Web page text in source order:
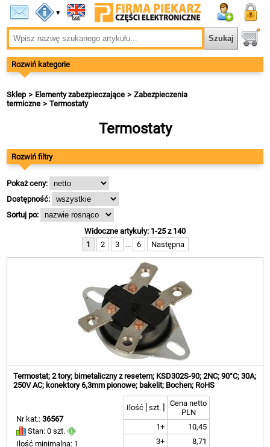
▾
Rozwiń kategorie
Sklep Elementy zabezpieczające
Zabezpieczenia
termiczne
Termostaty
Termostaty
Rozwiń filtry
Pokaż ceny:
Dostępność:
Sortuj po:
Widoczne artykuły: 1-25 z 140
1
2 3 ... 6 Następna
Termostat; 2 tory; bimetaliczny z resetem; KSD302S-90; 2NC; 90°C; 30A;
250V AC; konektory 6,3mm pionowe; bakelit; Bochen; RoHS
Nr kat.:36567
Stan: 0 szt.
Ilość minimalna: 1
Ilość [ szt. ]
Cena netto
PLN
1+
10,45
3+
8,71